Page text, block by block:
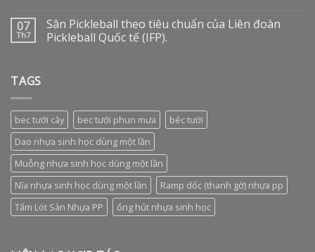
07
Th7
Sân Pickleball theo tiêu chuẩn của Liên đoàn
Pickleball Quốc tế (IFP).
TAGS
bec tưới cây bec tưới phun mưa
béc tưới
Dao nhựa sinh học dùng một lần
Muỗng nhựa sinh học dùng một lần
Nĩa nhựa sinh học dùng một lần
Ramp dốc (thanh gờ) nhựa pp
Tấm Lót Sàn Nhựa PP
ống hút nhựa sinh học